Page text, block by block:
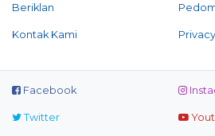
Beriklan
Kontak Kami
Facebook
Twitter